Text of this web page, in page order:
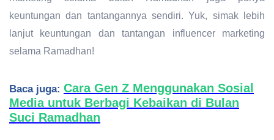
keuntungan dan tantangannya sendiri. Yuk, simak lebih
lanjut keuntungan dan tantangan influencer marketing
selama Ramadhan!
Baca juga: Cara Gen Z Menggunakan Sosial
Media untuk Berbagi Kebaikan di Bulan
Suci Ramadhan